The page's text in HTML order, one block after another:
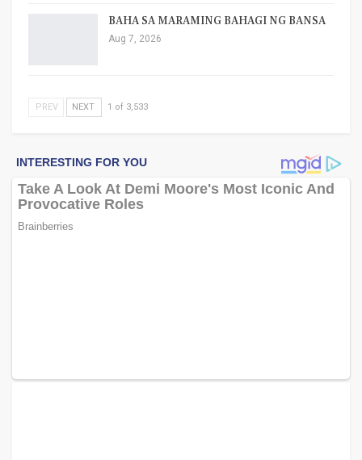
BAHA SA MARAMING BAHAGI NG BANSA
Aug 7, 2026
PREV NEXT 1 of 3,533